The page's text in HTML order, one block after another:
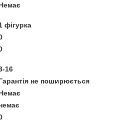
фігурка
16
не поширюється